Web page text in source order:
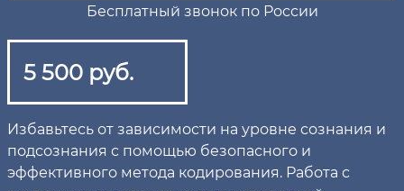
Бесплатный звонок по России
5 500 руб.
Избавьтесь от зависимости на уровне сознания и
подсознания с помощью безопасного и
эффективного метода кодирования. Работа с